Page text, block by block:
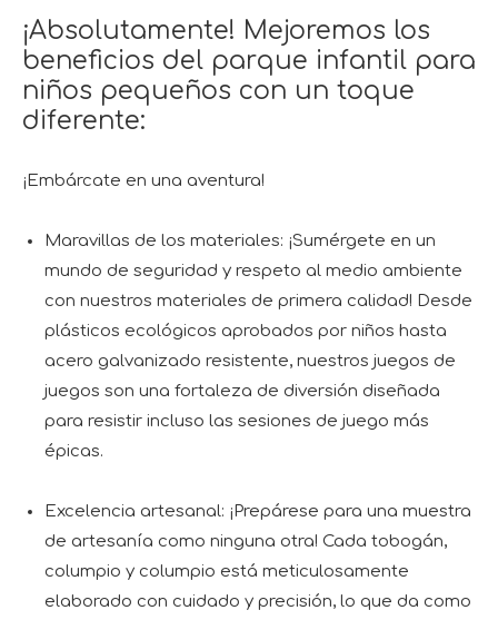
¡Absolutamente! Mejoremos los
beneficios del parque infantil para
niños pequeños con un toque
diferente:
¡Embárcate en una aventura!
Maravillas de los materiales: ¡Sumérgete en un
mundo de seguridad y respeto al medio ambiente
con nuestros materiales de primera calidad! Desde
plásticos ecológicos aprobados por niños hasta
acero galvanizado resistente, nuestros juegos de
juegos son una fortaleza de diversión diseñada
para resistir incluso las sesiones de juego más
épicas.
Excelencia artesanal: ¡Prepárese para una muestra
de artesanía como ninguna otra! Cada tobogán,
columpio y columpio está meticulosamente
elaborado con cuidado y precisión, lo que da como